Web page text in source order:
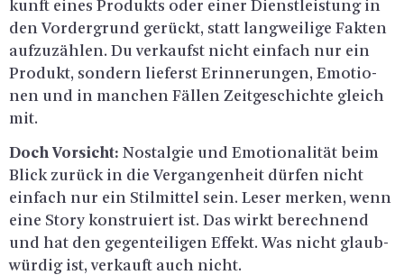
kunft eines Pro­dukts oder einer Dienst­leis­tung in
den Vor­der­grund ge­rückt, statt lang­wei­li­ge Fak­ten
auf­zu­zäh­len. Du ver­kaufst nicht ein­fach nur ein
Pro­dukt, son­dern lie­ferst Er­in­ne­run­gen, Emo­tio­
nen und in man­chen Fäl­len Zeit­ge­schich­te gleich
mit.
Doch Vor­sicht: Nost­al­gie und Emo­tio­na­li­tät beim
Blick zu­rück in die Ver­gan­gen­heit dür­fen nicht
ein­fach nur ein Stil­mit­tel sein. Leser mer­ken, wenn
eine Story kon­stru­iert ist. Das wirkt be­rech­nend
und hat den ge­gen­tei­li­gen Ef­fekt. Was nicht glaub­
wür­dig ist, ver­kauft auch nicht.